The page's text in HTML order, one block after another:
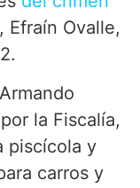
Efraín Ovalle,
la Fiscalía,
piscícola y
carros y